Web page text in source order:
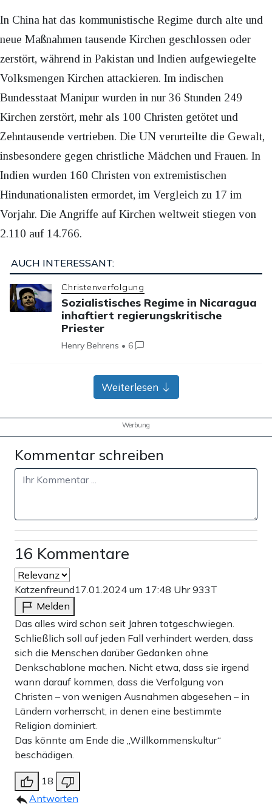
In China hat das kommunistische Regime durch alte und
neue Maßnahmen tausende Kirchen geschlossen oder
zerstört, während in Pakistan und Indien aufgewiegelte
Volksmengen Kirchen attackieren. Im indischen
Bundesstaat Manipur wurden in nur 36 Stunden 249
Kirchen zerstört, mehr als 100 Christen getötet und
Zehntausende vertrieben. Die UN verurteilte die Gewalt,
insbesondere gegen christliche Mädchen und Frauen. In
Indien wurden 160 Christen von extremistischen
Hindunationalisten ermordet, im Vergleich zu 17 im
Vorjahr. Die Angriffe auf Kirchen weltweit stiegen von
2.110 auf 14.766.
AUCH INTERESSANT:
Christenverfolgung
Sozialistisches Regime in Nicaragua
inhaftiert regierungskritische
Priester
Henry Behrens • 6
Auch in Lateinamerika stehen kommunistische Diktaturen
der Kirche feindlich gegenüber. In Nicaragua schloss die
sozialistische Sandinisten-Regierung von Präsident
Ortega Kirchen, Radiostationen und Universitäten, wies
Priester und Nonnen aus und entzog Bischof Rolando
Álvarez die Staatsbürgerschaft. Álvarez wurde zu 26
verurteilt.
Zu den Kommentaren (16)
Einmalig
Apollo News unterstützen
Zahlungsoptionen: Pay
Pay
10 €
15 € 25 € 50 € 100 €
Weiter zum Zahlen
Weiterlesen
Werbung
Kommentar schreiben
16 Kommentare
Katzenfreund17.01.2024 um 17:48 Uhr933T
Melden
Das alles wird schon seit Jahren totgeschwiegen.
Schließlich soll auf jeden Fall verhindert werden, dass
sich die Menschen darüber Gedanken ohne
Denkschablone machen. Nicht etwa, dass sie irgend
wann darauf kommen, dass die Verfolgung von
Christen – von wenigen Ausnahmen abgesehen – in
Ländern vorherrscht, in denen eine bestimmte
Religion dominiert.
Das könnte am Ende die „Willkommenskultur“
beschädigen.
18
Antworten